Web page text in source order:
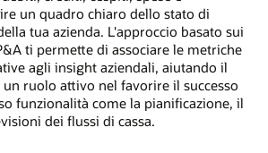
un quadro chiaro dello stato di
tua azienda. L'approccio basato sui
ti permette di associare le metriche
agli insight aziendali, aiutando il
ruolo attivo nel favorire il successo
funzionalità come la pianificazione, il
dei flussi di cassa.